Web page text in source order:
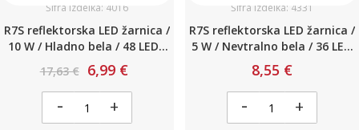
Šifra izdelka: 4016
R7S reflektorska LED žarnica /
10 W / Hladno bela / 48 LED /
135mm / 230V
17,63 € 6,99 €
- +
Šifra izdelka: 4331
R7S reflektorska LED žarnica /
5 W / Nevtralno bela / 36 LED
/ 78-81mm / ZATEMNILNA /
360° svetilnost
8,55 €
- +